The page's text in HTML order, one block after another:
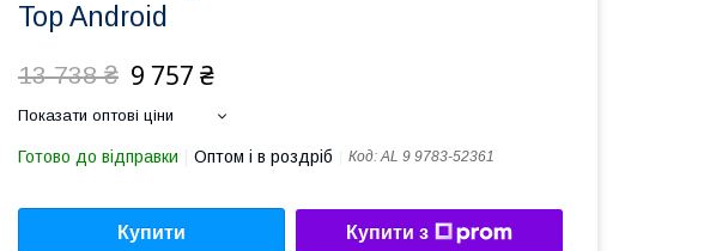
Top Android
13 738 ₴ 9 757 ₴
Показати оптові ціни
Готово до відправки Оптом і в роздріб Код:AL 9 9783-52361
Купити Купити з